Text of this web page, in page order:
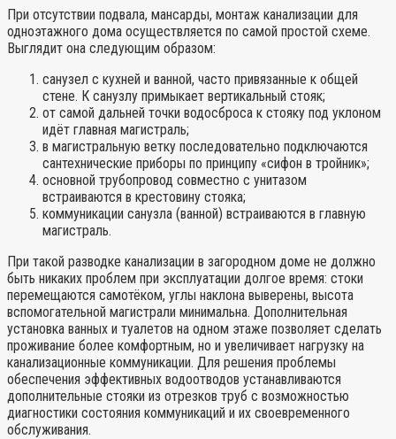
При отсутствии подвала, мансарды, монтаж канализации для
одноэтажного дома осуществляется по самой простой схеме.
Выглядит она следующим образом:
санузел с кухней и ванной, часто привязанные к общей
стене. К санузлу примыкает вертикальный стояк;
от самой дальней точки водосброса к стояку под уклоном
идёт главная магистраль;
в магистральную ветку последовательно подключаются
сантехнические приборы по принципу «сифон в тройник»;
основной трубопровод совместно с унитазом
встраиваются в крестовину стояка;
коммуникации санузла (ванной) встраиваются в главную
магистраль.
При такой разводке канализации в загородном доме не должно
быть никаких проблем при эксплуатации долгое время: стоки
перемещаются самотёком, углы наклона выверены, высота
вспомогательной магистрали минимальна. Дополнительная
установка ванных и туалетов на одном этаже позволяет сделать
проживание более комфортным, но и увеличивает нагрузку на
канализационные коммуникации. Для решения проблемы
обеспечения эффективных водоотводов устанавливаются
дополнительные стояки из отрезков труб с возможностью
диагностики состояния коммуникаций и их своевременного
обслуживания.